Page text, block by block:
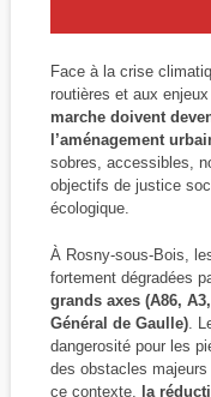
Face à la crise
routières et aux
marche doivent
l’aménagement
sobres, accessibles,
objectifs de justice
écologique.
À Rosny-sous-Bois,
fortement dégradées
grands axes (A86,
Général de Gaulle).
dangerosité pour les
des obstacles
ce contexte, la